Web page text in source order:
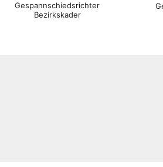
Gespannschiedsrichter
Bezirkskader